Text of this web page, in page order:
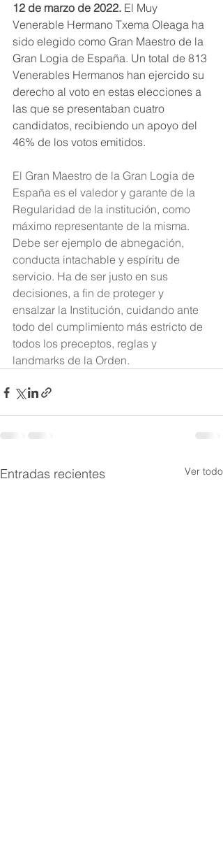
12 de marzo de 2022. El Muy
Venerable Hermano Txema Oleaga ha
sido elegido como Gran Maestro de la
Gran Logia de España. Un total de 813
Venerables Hermanos han ejercido su
derecho al voto en estas elecciones a
las que se presentaban cuatro
candidatos, recibiendo un apoyo del
46% de los votos emitidos.
El Gran Maestro de la Gran Logia de
España es el valedor y garante de la
Regularidad de la institución, como
máximo representante de la misma.
Debe ser ejemplo de abnegación,
conducta intachable y espíritu de
servicio. Ha de ser justo en sus
decisiones, a fin de proteger y
ensalzar la Institución, cuidando ante
todo del cumplimiento más estricto de
todos los preceptos, reglas y
landmarks de la Orden.
Entradas recientes Ver todo